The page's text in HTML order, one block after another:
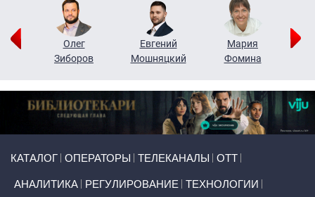
Олег
Зиборов
Евгений
Мошняцкий
Мария
Фомина
КАТАЛОГ ОПЕРАТОРЫ ТЕЛЕКАНАЛЫ ОТТ
АНАЛИТИКА РЕГУЛИРОВАНИЕ ТЕХНОЛОГИИ